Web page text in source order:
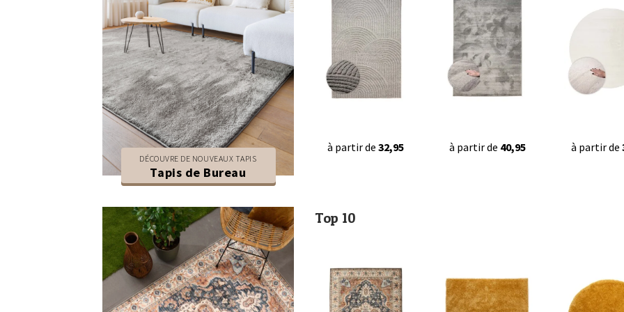
DÉCOUVRE DE NOUVEAUX TAPIS
Tapis de Bureau
à partir de 32,95 à partir de 40,95 à partir de
Top 10